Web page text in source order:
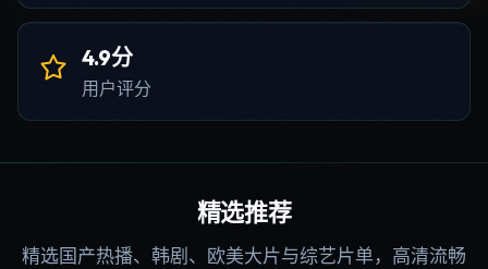
4.9分
用户评分
精选推荐
精选国产热播、韩剧、欧美大片与综艺片单，高清流畅